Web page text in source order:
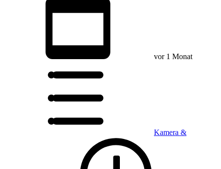
vor 1 Monat
Kamera &